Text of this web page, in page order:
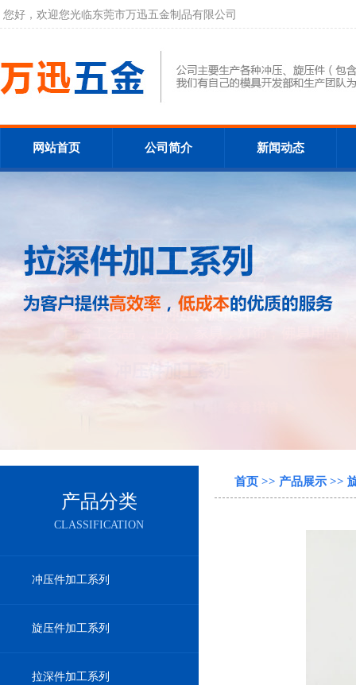
您好，欢迎您光临东莞市万迅五金制品有限公司
网站首页 公司简介 新闻动态
产品分类
CLASSIFICATION
冲压件加工系列
旋压件加工系列
拉深件加工系列
首页 >> 产品展示 >>